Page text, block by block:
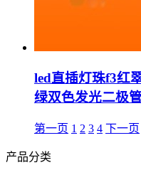
led直插灯珠f3红
绿双色发光二极
第一页 1 2 3 4 下一页
产品分类